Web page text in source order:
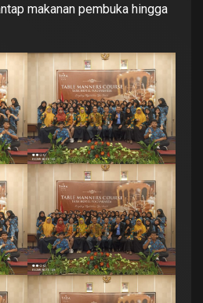
makanan pembuka hingga